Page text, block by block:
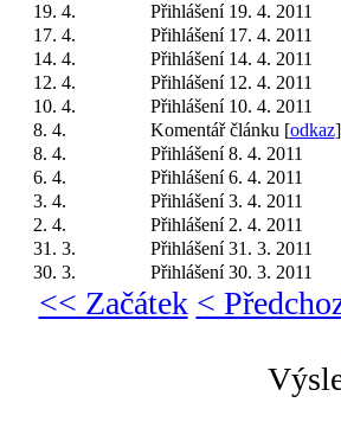
19. 4.
Přihlášení 19. 4. 2011
17. 4.
Přihlášení 17. 4. 2011
14. 4.
Přihlášení 14. 4. 2011
12. 4.
Přihlášení 12. 4. 2011
10. 4.
Přihlášení 10. 4. 2011
8. 4.
Komentář článku [odkaz]
8. 4.
Přihlášení 8. 4. 2011
6. 4.
Přihlášení 6. 4. 2011
3. 4.
Přihlášení 3. 4. 2011
2. 4.
Přihlášení 2. 4. 2011
31. 3.
Přihlášení 31. 3. 2011
30. 3.
Přihlášení 30. 3. 2011
<< Začátek <